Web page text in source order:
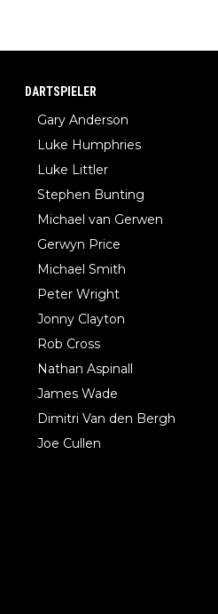
DARTSPIELER
Gary Anderson
Luke Humphries
Luke Littler
Stephen Bunting
Michael van Gerwen
Gerwyn Price
Michael Smith
Peter Wright
Jonny Clayton
Rob Cross
Nathan Aspinall
James Wade
Dimitri Van den Bergh
Joe Cullen